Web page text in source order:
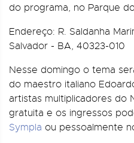
do programa, no Parque
Endereço: R. Saldanha
Salvador - BA, 40323-010
Nesse domingo o tema
do maestro italiano
artistas multiplicadores do
gratuita e os ingressos
Sympla ou pessoalmente